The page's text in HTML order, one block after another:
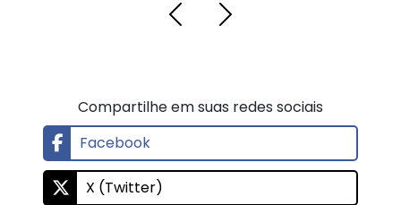
Compartilhe em suas redes sociais
Facebook
X (Twitter)